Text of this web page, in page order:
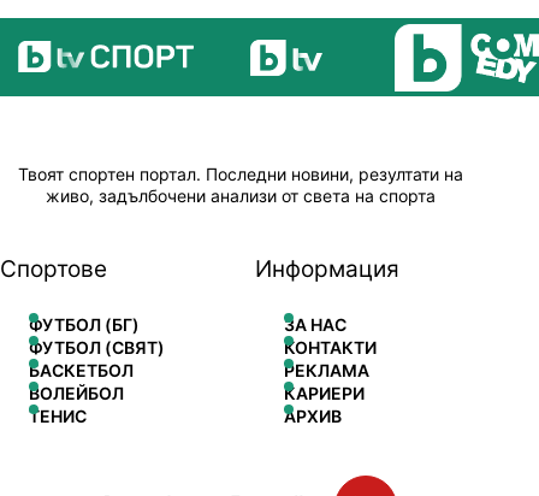
Твоят спортен портал. Последни новини, резултати на
живо, задълбочени анализи от света на спорта
Спортове
ФУТБОЛ (БГ)
ФУТБОЛ (СВЯТ)
БАСКЕТБОЛ
ВОЛЕЙБОЛ
ТЕНИС
Информация
ЗА НАС
КОНТАКТИ
РЕКЛАМА
КАРИЕРИ
АРХИВ